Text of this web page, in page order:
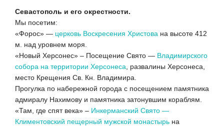
Севастополь и его окрестности.
Мы посетим:
«Форос» — церковь Воскресения Христова на высоте 412
м. над уровнем моря.
«Новый Херсонес» – Посещение Свято — Владимирского
собора на территории Херсонеса, развалины Херсонеса,
место Крещения Св. Кн. Владимира.
Прогулка по набережной города с посещением памятника
адмиралу Нахимову и памятника затонувшим кораблям.
«Там, где спят века» – Инкерманский Свято —
Климентовский пещерный мужской монастырь на